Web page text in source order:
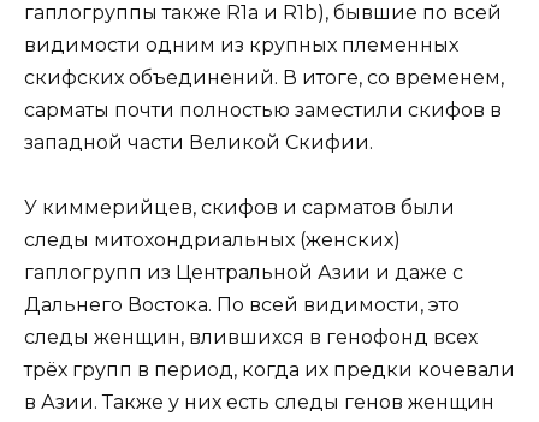
гаплогруппы также R1а и R1b), бывшие по всей
видимости одним из крупных племенных
скифских объединений. В итоге, со временем,
сарматы почти полностью заместили скифов в
западной части Великой Скифии.
У киммерийцев, скифов и сарматов были
следы митохондриальных (женских)
гаплогрупп из Центральной Азии и даже с
Дальнего Востока. По всей видимости, это
следы женщин, влившихся в генофонд всех
трёх групп в период, когда их предки кочевали
в Азии. Также у них есть следы генов женщин